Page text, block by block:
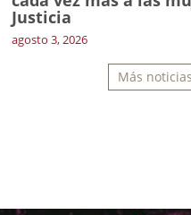
Justicia
agosto 3, 2026
Más noticias